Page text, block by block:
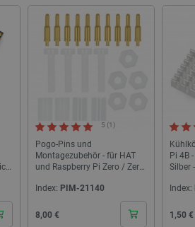
5 (1)
Pogo-Pins und
Montagezubehör - für HAT
und Raspberry Pi Zero / Zero
Index: PIM-21140
Cena
8,00 €
Pi 4B
Silber
Index:
Cena
1,50 €
botland.de